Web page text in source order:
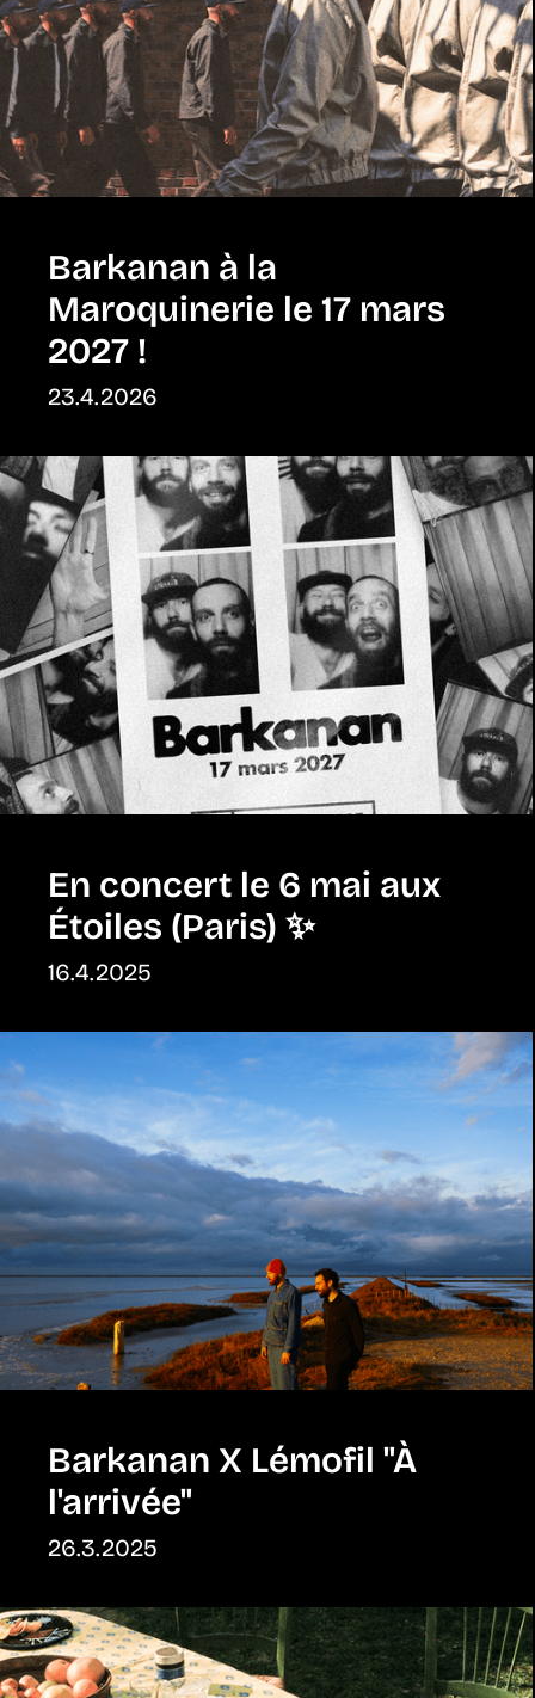
Barkanan à la
Maroquinerie le 17 mars
2027 !
23.4.2026
En concert le 6 mai aux
Étoiles (Paris) ✨
16.4.2025
Barkanan X Lémofil "À
l'arrivée"
26.3.2025